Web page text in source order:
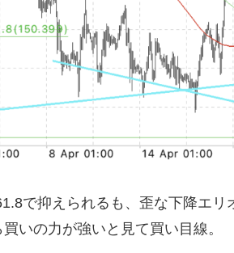
で抑えられるも、歪な下降エ
いの力が強いと見て買い目線。